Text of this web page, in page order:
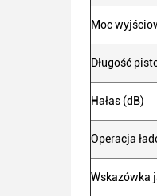
Moc
Długość
Hałas (dB)
Operacja
Wskazówka